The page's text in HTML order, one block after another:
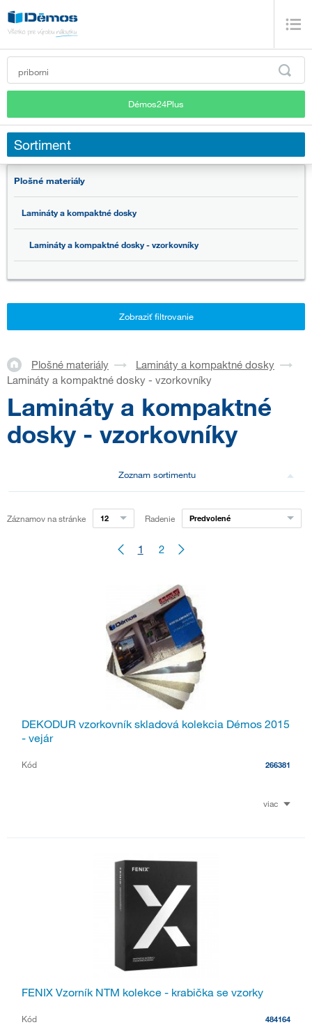
Démos24Plus
Sortiment
Plošné materiály
Lamináty a kompaktné dosky
Lamináty a kompaktné dosky - vzorkovníky
Zobraziť filtrovanie
Plošné materiály
Lamináty a kompaktné dosky
Lamináty a kompaktné dosky - vzorkovníky
Lamináty a kompaktné
dosky - vzorkovníky
Zoznam sortimentu
Záznamov na stránke 12 Radenie Predvolené
1 2
DEKODUR vzorkovník skladová kolekcia Démos 2015
- vejár
Kód 266381
viac
FENIX Vzorník NTM kolekce - krabička se vzorky
Kód 484164